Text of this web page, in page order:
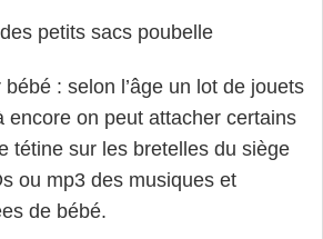
petits sacs poubelle
: selon l’âge un lot de jouets
encore on peut attacher certains
tétine sur les bretelles du siège
ou mp3 des musiques et
de bébé.